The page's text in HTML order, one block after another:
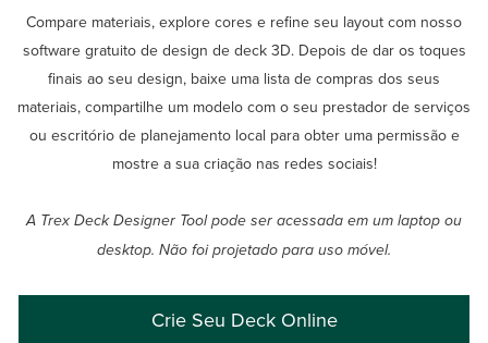
Compare materiais, explore cores e refine seu layout com nosso
software gratuito de design de deck 3D. Depois de dar os toques
finais ao seu design, baixe uma lista de compras dos seus
materiais, compartilhe um modelo com o seu prestador de serviços
ou escritório de planejamento local para obter uma permissão e
mostre a sua criação nas redes sociais!
A Trex Deck Designer Tool pode ser acessada em um laptop ou
desktop. Não foi projetado para uso móvel.
Crie Seu Deck Online